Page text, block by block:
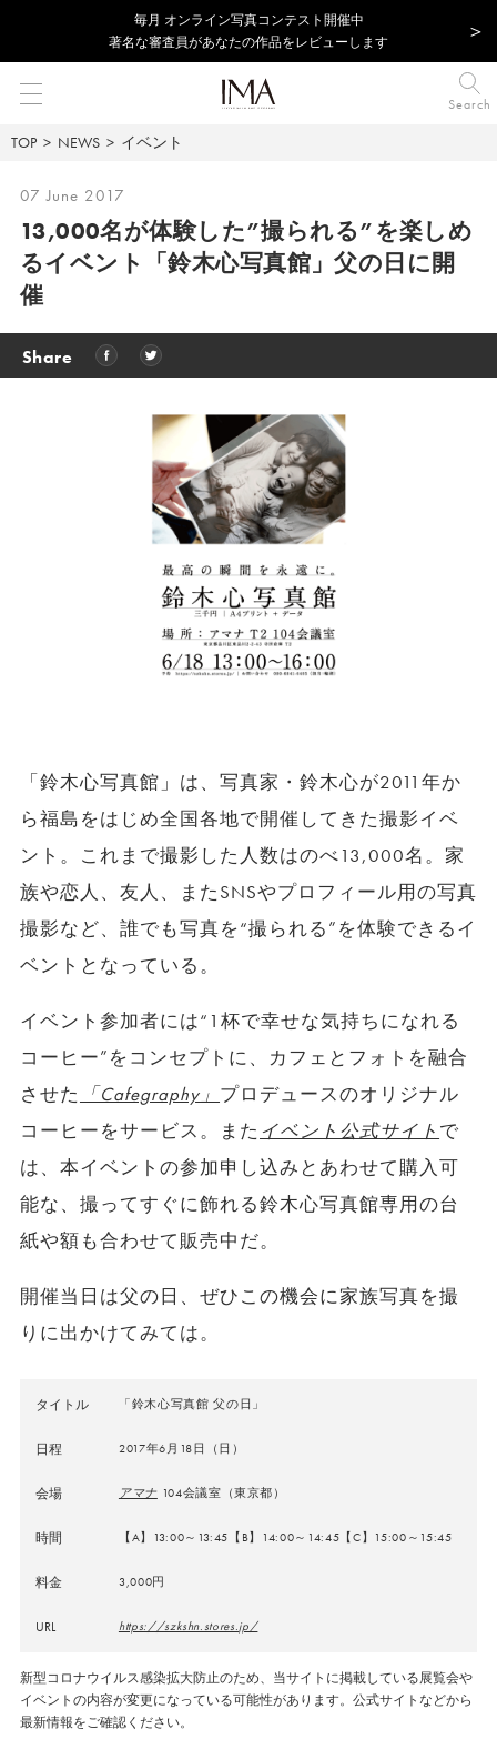
毎⽉ オンライン写真コンテスト開催中
著名な審査員があなたの作品をレビューします
Search
TOP NEWS イベント
07 June 2017
13,000名が体験した”撮られる”を楽しめ
るイベント「鈴木心写真館」父の日に開
催
Share
「鈴木心写真館」は、写真家・鈴木心が2011年か
ら福島をはじめ全国各地で開催してきた撮影イベ
ント。これまで撮影した人数はのべ13,000名。家
族や恋人、友人、またSNSやプロフィール用の写真
撮影など、誰でも写真を“撮られる”を体験できるイ
ベントとなっている。
イベント参加者には“1杯で幸せな気持ちになれる
コーヒー”をコンセプトに、カフェとフォトを融合
させた
「Cafegraphy」 プロデュースのオリジナル
コーヒーをサービス。また イベント公式サイト で
は、本イベントの参加申し込みとあわせて購入可
能な、撮ってすぐに飾れる鈴木心写真館専用の台
紙や額も合わせて販売中だ。
開催当日は父の日、ぜひこの機会に家族写真を撮
りに出かけてみては。
タイトル 「鈴木心写真館 父の日」
日程 2017年6月18日（日）
会場 アマナ104会議室（東京都）
時間 【A】13:00～13:45【B】14:00～14:45【C】15:00～15:45
料金 3,000円
URL https://szkshn.stores.jp/
新型コロナウイルス感染拡大防止のため、当サイトに掲載している展覧会や
イベントの内容が変更になっている可能性があります。公式サイトなどから
最新情報をご確認ください。